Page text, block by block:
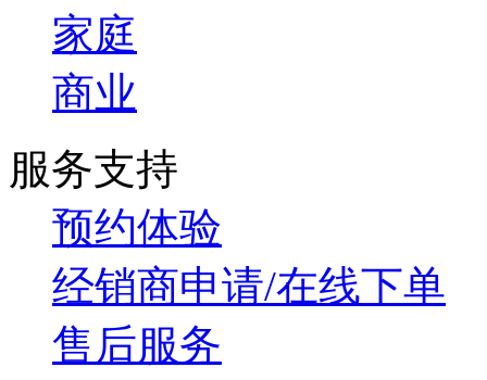
家庭
商业
服务支持
预约体验
经销商申请/在线下单
售后服务